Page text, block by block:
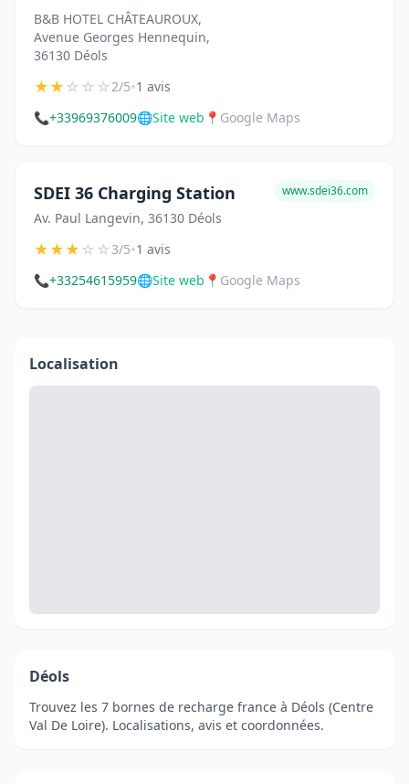
B&B HOTEL CHÂTEAUROUX,
Avenue Georges Hennequin,
36130 Déols
★★☆☆☆2/5•1 avis
📞+33969376009🌐Site web 📍 Google Maps
SDEI 36 Charging Station
Av. Paul Langevin, 36130 Déols
www.sdei36.com
★★★☆☆3/5•1 avis
📞+33254615959🌐Site web 📍 Google Maps
Localisation
Déols
Trouvez les 7 bornes de recharge france à Déols (Centre
Val De Loire). Localisations, avis et coordonnées.